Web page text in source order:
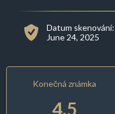
Datum skenování:
June 24, 2025
Konečná známka
4.5